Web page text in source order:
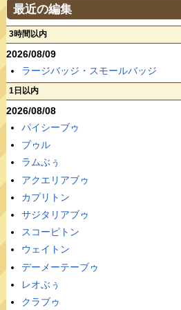
最近の編集
3時間以内
2026/08/09
ラージバッジ・スモールバッジ
1日以内
2026/08/08
パイシーブゥ
ブゥル
ラムぶぅ
アクエリアブゥ
カプリトン
サジタリアブゥ
スコーピトン
ウェイトン
デーメーテーブゥ
レオぶぅ
クラブゥ